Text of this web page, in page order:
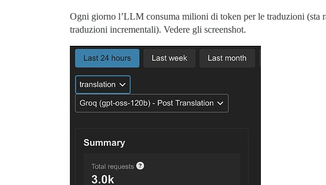
Ogni giorno l’LLM consuma milioni di token per le traduzioni (sta
traduzioni incrementali). Vedere gli screenshot.